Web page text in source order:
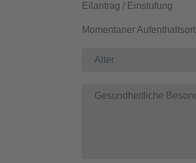
Eilantrag / Einstufung
Momentaner Aufenthaltsort